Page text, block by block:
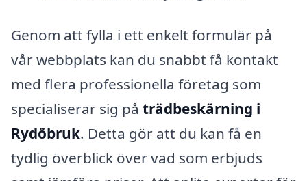
Genom att fylla i ett enkelt formulär på
vår webbplats kan du snabbt få kontakt
med flera professionella företag som
specialiserar sig på trädbeskärning i
Rydöbruk. Detta gör att du kan få en
tydlig överblick över vad som erbjuds